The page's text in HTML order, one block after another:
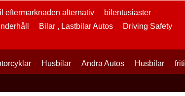
eftermarknaden alternativ
bilentusiaster
Bilar , Lastbilar Autos
Driving Safety
Husbilar Andra Autos Husbilar